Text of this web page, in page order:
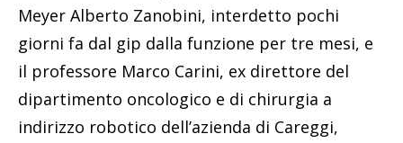
Meyer Alberto Zanobini, interdetto pochi
giorni fa dal gip dalla funzione per tre mesi, e
il professore Marco Carini, ex direttore del
dipartimento oncologico e di chirurgia a
indirizzo robotico dell’azienda di Careggi,